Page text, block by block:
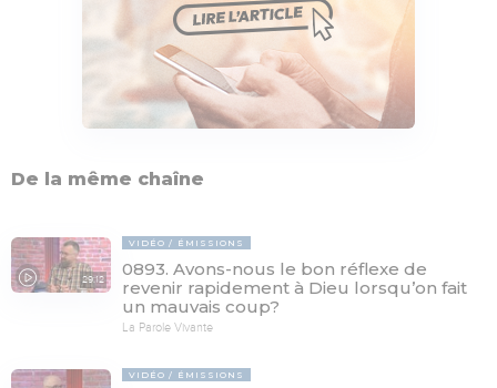
De la même chaîne
29:12
VIDÉO ÉMISSIONS
0893. Avons-nous le bon réflexe de
revenir rapidement à Dieu lorsqu’on fait
un mauvais coup?
La Parole Vivante
VIDÉO ÉMISSIONS